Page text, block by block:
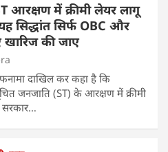
आरक्षण में क्रीमी लेयर लागू
सिद्धांत सिर्फ OBC और
खारिज की जाए
दाखिल कर कहा है कि
जनजाति (ST) के आरक्षण में क्रीमी
सरकार…